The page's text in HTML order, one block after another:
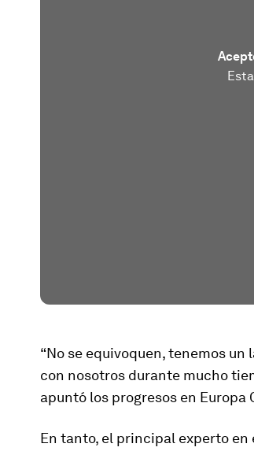
“No se equivoquen, tenemos
con nosotros durante mucho
apuntó los progresos en Europa
En tanto, el principal experto en